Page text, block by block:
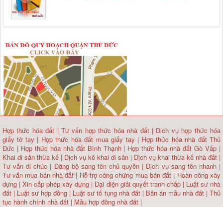
Hợp thức hóa đất |Tư vấn hợp thức hóa nhà đất| Dịch vụ hợp thức hóa
giấy tờ tay | Hợp thức hóa đất mua giấy tay | Hợp thức hóa nhà đất Thủ
Đức | Hợp thức hóa nhà đất Bình Thạnh | Hợp thức hóa nhà đất Gò Vấp |
Khai di sản thừa kế | Dịch vụ kê khai di sản | Dịch vụ khai thừa kế nhà đất |
Tư vấn di chúc | Đăng bộ sang tên chủ quyền | Dịch vụ sang tên nhanh |
Tư vấn mua bán nhà đất | Hỗ trợ công chứng mua bán đất | Hoàn công xây
dựng | Xin cấp phép xây dựng |Đại diện giải quyết tranh chấp | Luật sư nhà
đất | Luật sư hợp đồng | Luật sư tố tụng nhà đất | Bản án mẫu nhà đất|Thủ
tục hành chính nhà đất | Mẫu hợp đồng nhà đất |